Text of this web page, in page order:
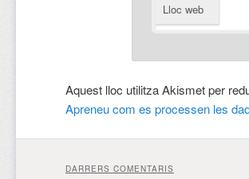
Lloc web
Aquest lloc utilitza Akismet per
Apreneu com es processen les
DARRERS COMENTARIS